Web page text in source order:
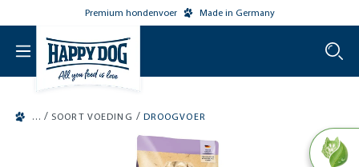
Premium hondenvoer Made in Germany
/ SOORT VOEDING / DROOGVOER